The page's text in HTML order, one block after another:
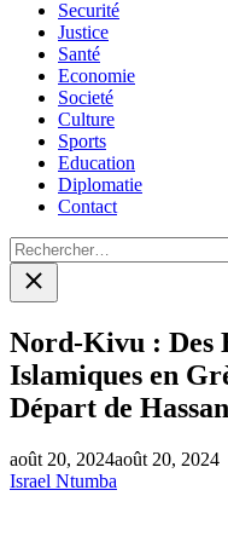
Securité
Justice
Santé
Economie
Societé
Culture
Sports
Education
Diplomatie
Contact
Rechercher :
Close
search
Nord-Kivu : Des
Islamiques en
Départ de
août 20, 2024août 20, 2024
Israel Ntumba